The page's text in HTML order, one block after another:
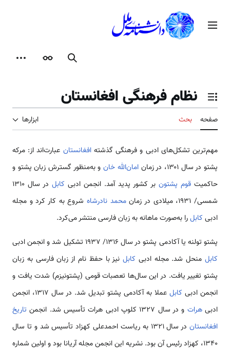
محتوامنوی اصلی
جستجوظاهر
تغییر وضعیت فهرست محتویات
نظام فرهنگی افغانستان
صفحه بحث ابزارها
مهم‌ترین تشکل‌های ادبی و فرهنگی گذشتهافغانستان عبارت‌اند از: مرکه
پشتو در سال ۱۳۰۱، در زمان
امان‌الله خانو به‌منظور گسترش زبان پشتو و
حاکمیت قوم پشتون بر کشور پدید آمد. انجمن ادبی کابل
در سال ۱۳۱۰
شمسی/ ۱۹۳۱، میلادی در زمان
محمد نادرشاه شروع به کار کرد و مجله
ادبی کابلرا به‌صورت ماهانه به زبان فارسی منتشر می‌کرد.
پشتو تولنه یا آکادمی پشتو در سال ۱۳۱۶/ ۱۹۳۷ تشکیل شد و انجمن ادبی
کابلمنحل شد. مجله ادبی کابلنیز با حفظ نام از زبان فارسی به زبان
پشتو تغییر یافت. در این سال‌ها تعصبات قومی (پشتونیزم) شدت یافت و
انجمن ادبی کابل
عملا به آکادمی پشتو تبدیل شد. در سال ۱۳۱۷، انجمن
ادبیهرات و در سال ۱۳۲۷ کلوپ ادبی هرات تأسیس شد. انجمن
تاریخ
افغانستان
در سال ۱۳۲۱ به ریاست احمدعلی کهزاد تأسیس شد و تا سال
۱۳۴۰، کهزاد رئیس آن بود. نشریه این انجمن مجله آریانا بود و اولین شماره